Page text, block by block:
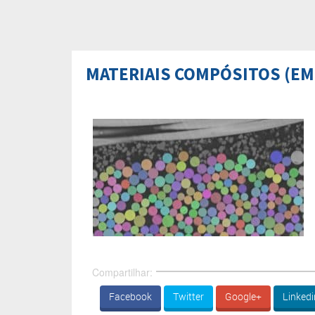
MATERIAIS COMPÓSITOS
Compartilhar:
Facebook Twitter Google+